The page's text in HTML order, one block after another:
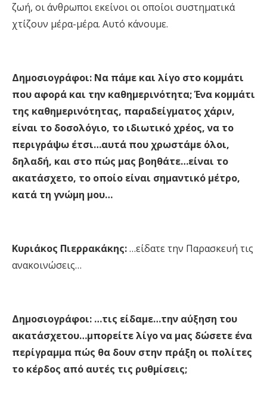
ζωή, οι άνθρωποι εκείνοι οι οποίοι συστηματικά
χτίζουν μέρα-μέρα. Αυτό κάνουμε.
Δημοσιογράφοι: Να πάμε και λίγο στο κομμάτι
που αφορά και την καθημερινότητα; Ένα κομμάτι
της καθημερινότητας, παραδείγματος χάριν,
είναι το δοσολόγιο, το ιδιωτικό χρέος, να το
περιγράψω έτσι…αυτά που χρωστάμε όλοι,
δηλαδή, και στο πώς μας βοηθάτε…είναι το
ακατάσχετο, το οποίο είναι σημαντικό μέτρο,
κατά τη γνώμη μου…
Κυριάκος Πιερρακάκης:…είδατε την Παρασκευή τις
ανακοινώσεις…
Δημοσιογράφοι: …τις είδαμε…την αύξηση του
ακατάσχετου…μπορείτε λίγο να μας δώσετε ένα
περίγραμμα πώς θα δουν στην πράξη οι πολίτες
το κέρδος από αυτές τις ρυθμίσεις;